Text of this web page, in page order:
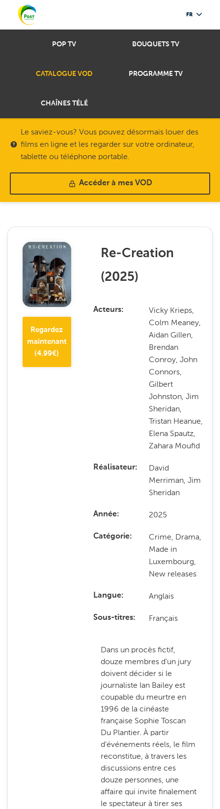
FR
POP TV BOUQUETS TV
CATALOGUE VOD PROGRAMME TV
CHAÎNES TÉLÉ
Le saviez-vous? Vous pouvez désormais louer des
films en ligne et les regarder sur votre ordinateur,
tablette ou téléphone portable.
Accéder à mes VOD
Regardez
maintenant
(4.99€)
Re-Creation
(2025)
Acteurs
Vicky Krieps,
Colm Meaney,
Aidan Gillen,
Brendan
Conroy, John
Connors,
Gilbert
Johnston, Jim
Sheridan,
Tristan Heanue,
Elena Spautz,
Zahara Moufid
Réalisateur
David
Merriman, Jim
Sheridan
Année 2025
Catégorie
Crime, Drama,
Made in
Luxembourg,
New releases
Langue Anglais
Sous-titres Français
Dans un procès fictif,
douze membres d'un jury
doivent décider si le
journaliste Ian Bailey est
coupable du meurtre en
1996 de la cinéaste
française Sophie Toscan
Du Plantier. À partir
d'événements réels, le film
reconstitue, à travers les
discussions entre ces
douze personnes, une
affaire qui invite finalement
le spectateur à tirer ses